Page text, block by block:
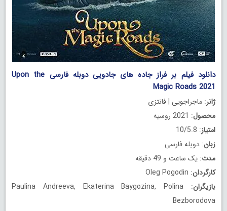
دانلود فیلم بر فراز جاده های جادویی دوبله فارسی Upon the
Magic Roads 2021
ژانر: ماجراجویی | فانتزی
محصول: 2021 روسیه
امتیاز: 10/5.8
زبان: دوبله فارسی
مدت: یک ساعت و 49 دقیقه
کارگردان: Oleg Pogodin
بازیگران
: Paulina Andreeva, Ekaterina Baygozina, Polina
Bezborodova